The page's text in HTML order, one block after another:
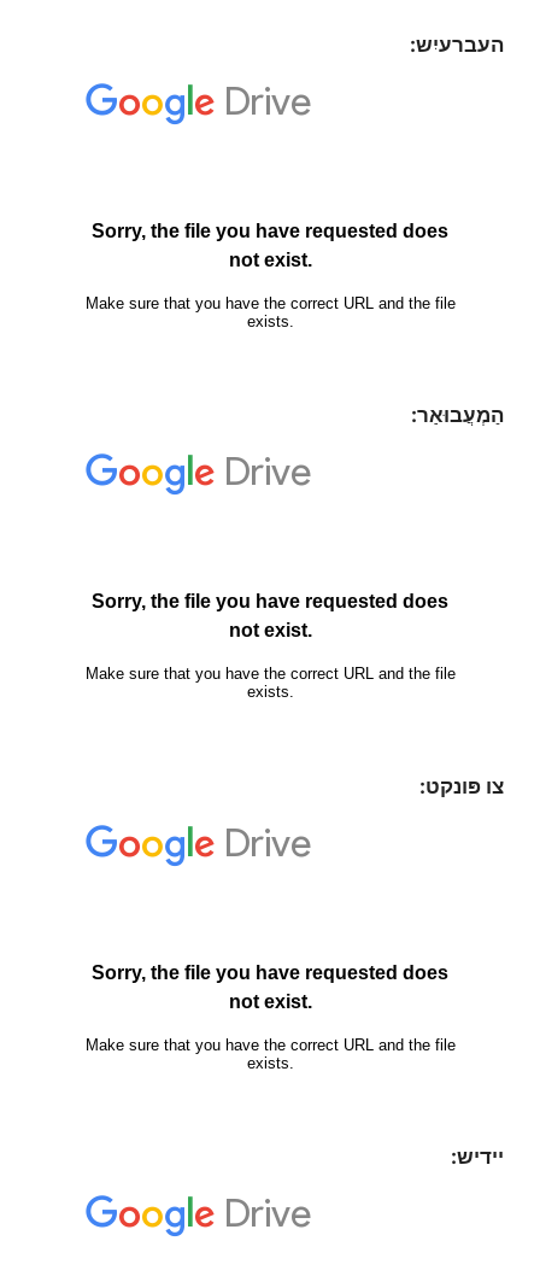
העברעיִש:
הַמְעֲבוּאַר:
צו פּונקט:
יידיש: